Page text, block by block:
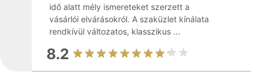
idő alatt mély ismereteket szerzett a
vásárlói elvárásokról. A szaküzlet kínálata
rendkívül változatos, klasszikus ...
8.2